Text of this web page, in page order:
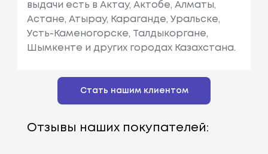
выдачи есть в Актау, Актобе, Алматы,
Астане, Атырау, Караганде, Уральске,
Усть-Каменогорске, Талдыкоргане,
Шымкенте и других городах Казахстана.
Стать нашим клиентом
Отзывы наших покупателей: